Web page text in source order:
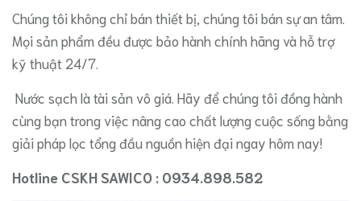
​Chúng tôi không chỉ bán thiết bị, chúng tôi bán sự an tâm.
Mọi sản phẩm đều được bảo hành chính hãng và hỗ trợ
kỹ thuật 24/7.
Nước sạch là tài sản vô giá. Hãy để chúng tôi đồng hành
cùng bạn trong việc nâng cao chất lượng cuộc sống bằng
giải pháp lọc tổng đầu nguồn hiện đại ngay hôm nay!
Hotline CSKH SAWICO : 0934.898.582